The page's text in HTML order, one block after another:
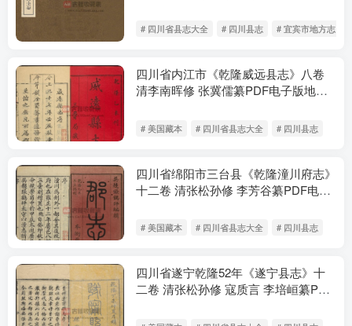
# 四川省县志大全 # 四川县志 # 宜宾市地方志
四川省内江市《乾隆威远县志》八卷
清李南晖修 张冀儒纂PDF电子版地方
# 美国藏本 # 四川省县志大全 # 四川县志
四川省绵阳市三台县《乾隆潼川府志》
十二卷 清张松孙修 李芳谷纂PDF电子
# 美国藏本 # 四川省县志大全 # 四川县志
四川省遂宁乾隆52年《遂宁县志》十
二卷 清张松孙修 寇质言 李培峘纂PDF